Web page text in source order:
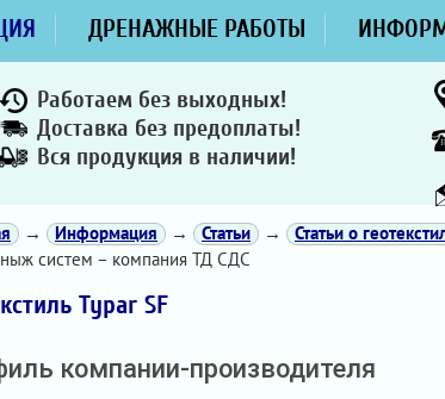
ДРЕНАЖНЫЕ РАБОТЫ
Работаем без выходных!
Доставка без предоплаты!
Вся продукция в наличии!
→ Информация → Статьи → Статьи о
систем – компания ТД СДС
Typar SF
компании-производителя